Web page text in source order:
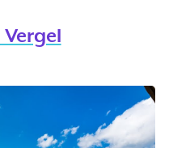
Vergel